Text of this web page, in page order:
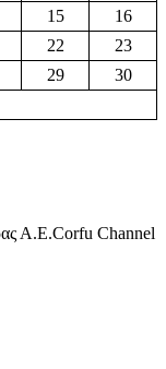
15
16
22
23
29
30
Α.Ε.Corfu Channel